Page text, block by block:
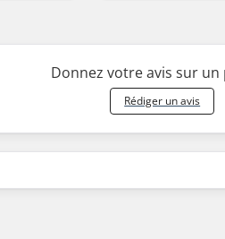
Donnez votre avis sur
Rédiger un avis